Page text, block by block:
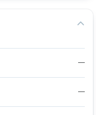
—
—